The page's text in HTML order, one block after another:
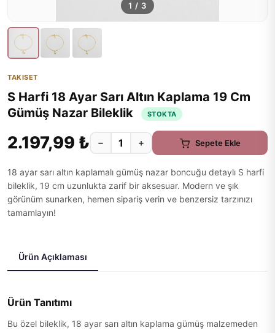
1 / 3
TAKISET
S Harfi 18 Ayar Sarı Altın Kaplama 19 Cm
Gümüş Nazar Bileklik
STOKTA
2.197,99 ₺ − + Sepete Ekle
18 ayar sarı altın kaplamalı gümüş nazar boncuğu detaylı S harfi
bileklik, 19 cm uzunlukta zarif bir aksesuar. Modern ve şık
görünüm sunarken, hemen sipariş verin ve benzersiz tarzınızı
tamamlayın!
Ürün Açıklaması
Ürün Tanıtımı
Bu özel bileklik, 18 ayar sarı altın kaplama gümüş malzemeden